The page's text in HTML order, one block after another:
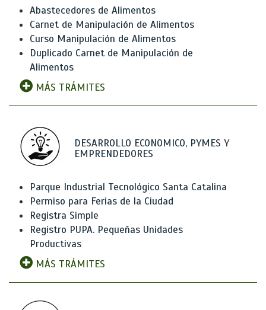
Abastecedores de Alimentos
Carnet de Manipulación de Alimentos
Curso Manipulación de Alimentos
Duplicado Carnet de Manipulación de
Alimentos
MÁS TRÁMITES
DESARROLLO ECONOMICO, PYMES Y
EMPRENDEDORES
Parque Industrial Tecnológico Santa Catalina
Permiso para Ferias de la Ciudad
Registra Simple
Registro PUPA. Pequeñas Unidades
Productivas
MÁS TRÁMITES